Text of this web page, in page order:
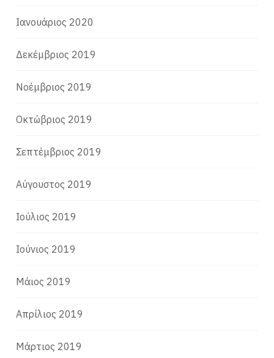
Ιανουάριος 2020
Δεκέμβριος 2019
Νοέμβριος 2019
Οκτώβριος 2019
Σεπτέμβριος 2019
Αύγουστος 2019
Ιούλιος 2019
Ιούνιος 2019
Μάιος 2019
Απρίλιος 2019
Μάρτιος 2019